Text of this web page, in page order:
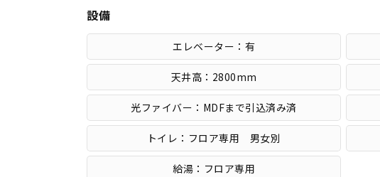
設備
エレベーター：有
天井高：2800mm
光ファイバー：MDFまで引込済み済
トイレ：フロア専用 男女別
給湯：フロア専用